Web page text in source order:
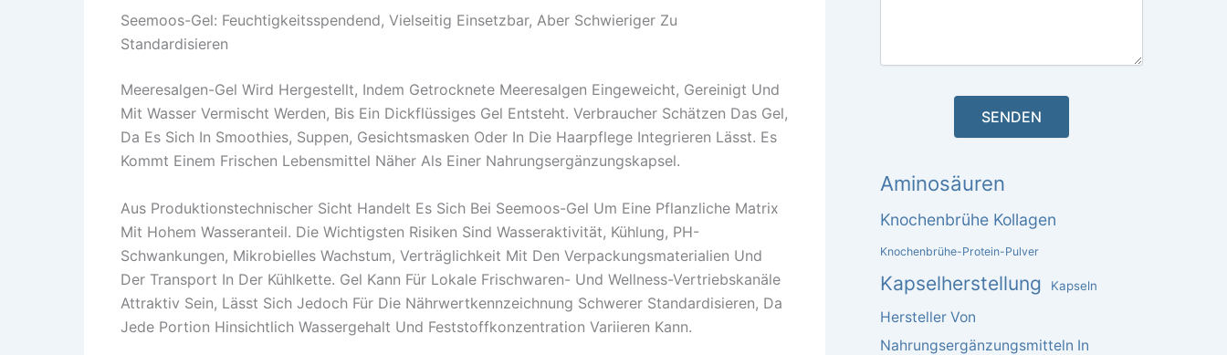
Seemoos-Gel: Feuchtigkeitsspendend, Vielseitig Einsetzbar, Aber Schwieriger Zu
Standardisieren
Meeresalgen-Gel Wird Hergestellt, Indem Getrocknete Meeresalgen Eingeweicht, Gereinigt Und
Mit Wasser Vermischt Werden, Bis Ein Dickflüssiges Gel Entsteht. Verbraucher Schätzen Das Gel,
Da Es Sich In Smoothies, Suppen, Gesichtsmasken Oder In Die Haarpflege Integrieren Lässt. Es
Kommt Einem Frischen Lebensmittel Näher Als Einer Nahrungsergänzungskapsel.
Aus Produktionstechnischer Sicht Handelt Es Sich Bei Seemoos-Gel Um Eine Pflanzliche Matrix
Mit Hohem Wasseranteil. Die Wichtigsten Risiken Sind Wasseraktivität, Kühlung, PH-
Schwankungen, Mikrobielles Wachstum, Verträglichkeit Mit Den Verpackungsmaterialien Und
Der Transport In Der Kühlkette. Gel Kann Für Lokale Frischwaren- Und Wellness-Vertriebskanäle
Attraktiv Sein, Lässt Sich Jedoch Für Die Nährwertkennzeichnung Schwerer Standardisieren, Da
Jede Portion Hinsichtlich Wassergehalt Und Feststoffkonzentration Variieren Kann.
Aminosäuren
Knochenbrühe Kollagen
Knochenbrühe-Protein-Pulver
Kapselherstellung Kapseln
Hersteller Von
Nahrungsergänzungsmitteln In